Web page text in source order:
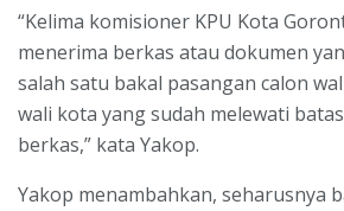
“Kelima komisioner KPU Kota
menerima berkas atau dokumen
salah satu bakal pasangan calon
wali kota yang sudah melewati
berkas,” kata Yakop.
Yakop menambahkan, seharusnya